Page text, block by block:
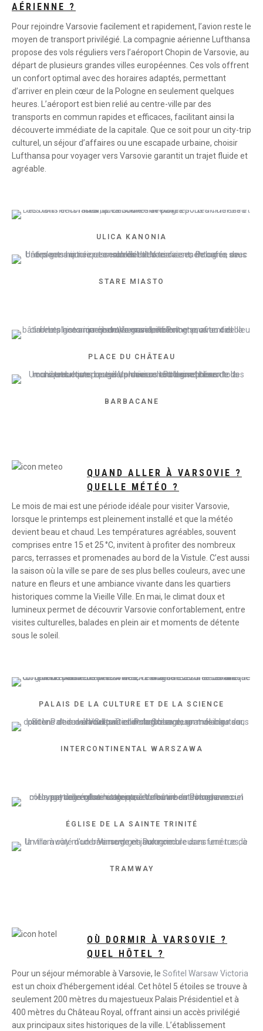
AÉRIENNE ?
Pour rejoindre Varsovie facilement et rapidement, l’avion reste le
moyen de transport privilégié. La compagnie aérienne Lufthansa
propose des vols réguliers vers l’aéroport Chopin de Varsovie, au
départ de plusieurs grandes villes européennes. Ces vols offrent
un confort optimal avec des horaires adaptés, permettant
d’arriver en plein cœur de la Pologne en seulement quelques
heures. L’aéroport est bien relié au centre-ville par des
transports en commun rapides et efficaces, facilitant ainsi la
découverte immédiate de la capitale. Que ce soit pour un city-trip
culturel, un séjour d’affaires ou une escapade urbaine, choisir
Lufthansa pour voyager vers Varsovie garantit un trajet fluide et
agréable.
ULICA KANONIA
STARE MIASTO
PLACE DU CHÂTEAU
BARBACANE
QUAND ALLER À VARSOVIE ?
QUELLE MÉTÉO ?
Le mois de mai est une période idéale pour visiter Varsovie,
lorsque le printemps est pleinement installé et que la météo
devient beau et chaud. Les températures agréables, souvent
comprises entre 15 et 25 °C, invitent à profiter des nombreux
parcs, terrasses et promenades au bord de la Vistule. C’est aussi
la saison où la ville se pare de ses plus belles couleurs, avec une
nature en fleurs et une ambiance vivante dans les quartiers
historiques comme la Vieille Ville. En mai, le climat doux et
lumineux permet de découvrir Varsovie confortablement, entre
visites culturelles, balades en plein air et moments de détente
sous le soleil.
PALAIS DE LA CULTURE ET DE LA SCIENCE
INTERCONTINENTAL WARSZAWA
ÉGLISE DE LA SAINTE TRINITÉ
TRAMWAY
OÙ DORMIR À VARSOVIE ?
QUEL HÔTEL ?
Pour un séjour mémorable à Varsovie, le Sofitel Warsaw Victoria
est un choix d’hébergement idéal. Cet hôtel 5 étoiles se trouve à
seulement 200 mètres du majestueux Palais Présidentiel et à
400 mètres du Château Royal, offrant ainsi un accès privilégié
aux principaux sites historiques de la ville. L’établissement